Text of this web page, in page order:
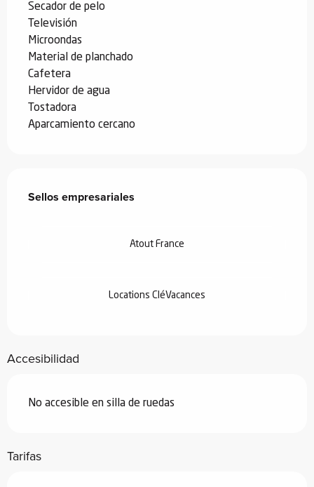
Secador de pelo
Televisión
Microondas
Material de planchado
Cafetera
Hervidor de agua
Tostadora
Aparcamiento cercano
Sellos empresariales
Sellos empresariales
Atout France
Locations CléVacances
Accesibilidad
No accesible en silla de ruedas
Tarifas